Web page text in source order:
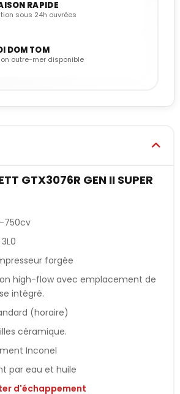
RAPIDE
sous 24h ouvrées
DOM TOM
outre-mer disponible
GTX3076R GEN II SUPER
750cv
forgée
high-flow avec emplacement de
intégré.
(horaire)
céramique.
Inconel
par eau et huile
d'échappement